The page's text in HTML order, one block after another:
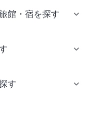
館・宿を探す
す